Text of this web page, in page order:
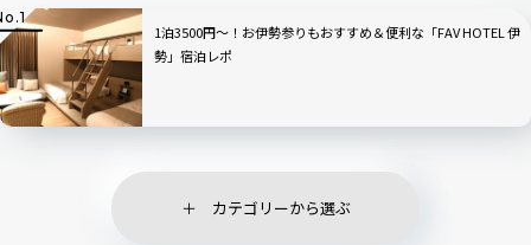
1泊3500円〜！お伊勢参りもおすすめ＆便利な「FAV HOTEL 伊
勢」宿泊レポ
カテゴリーから選ぶ